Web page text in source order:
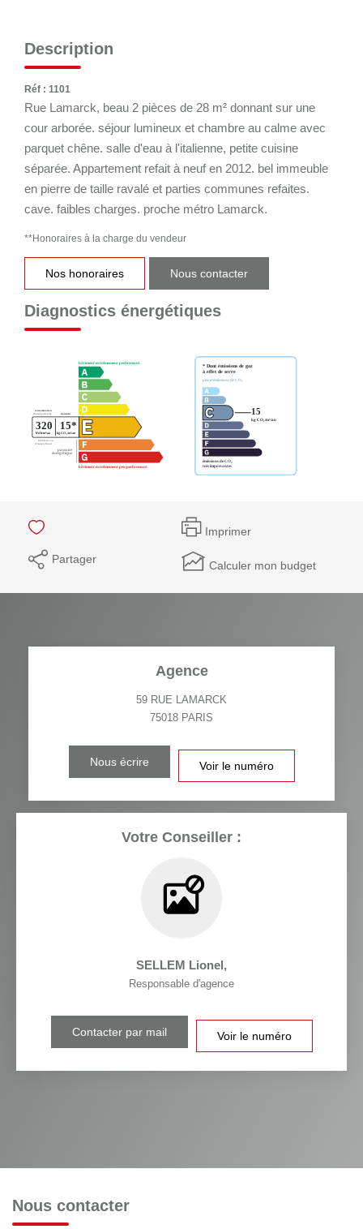
Description
Réf : 1101
Rue Lamarck, beau 2 pièces de 28 m² donnant sur une
cour arborée. séjour lumineux et chambre au calme avec
parquet chêne. salle d'eau à l'italienne, petite cuisine
séparée. Appartement refait à neuf en 2012. bel immeuble
en pierre de taille ravalé et parties communes refaites.
cave. faibles charges. proche métro Lamarck.
**Honoraires à la charge du vendeur
Nos honoraires Nous contacter
Diagnostics énergétiques
Imprimer
Partager Calculer mon budget
Agence
59 RUE LAMARCK
75018 PARIS
Nous écrire Voir le numéro
Votre Conseiller :
SELLEM Lionel,
Responsable d'agence
Contacter par mail Voir le numéro
Nous contacter